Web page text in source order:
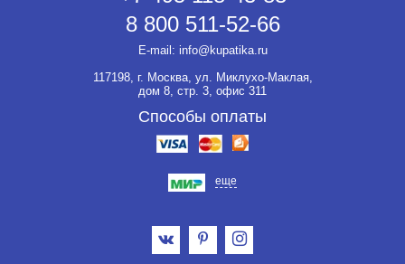
8 800 511-52-66
E-mail: info@kupatika.ru
117198, г. Москва, ул. Миклухо-Маклая,
дом 8, стр. 3, офис 311
Способы оплаты
еще